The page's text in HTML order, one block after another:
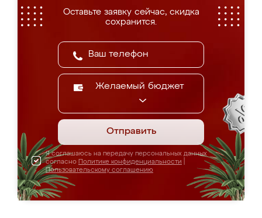
Оставьте заявку сейчас, скидка
сохранится.
Желаемый бюджет
Отправить
Я соглашаюсь на передачу персональных данных
согласно Политике конфиденциальности
Пользовательскому соглашению